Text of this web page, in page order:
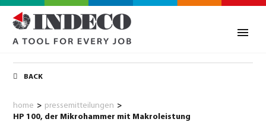
BACK
home > pressemitteilungen >
HP 100, der Mikrohammer mit Makroleistung